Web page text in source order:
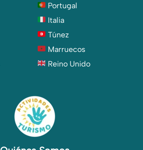
Portugal
Italia
Túnez
Marruecos
Reino Unido